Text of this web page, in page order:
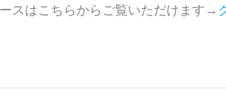
スはこちらからご覧いただけます→